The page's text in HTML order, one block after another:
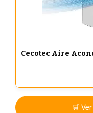
Cecotec Aire
🛒